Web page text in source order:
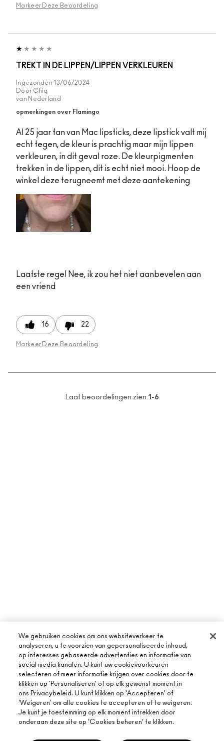
Markeer Deze Beoordeling
TREKT IN DE LIPPEN/LIPPEN VERKLEUREN
Ingezonden13/06/2024
Door Chiq
van Nederland
opmerkingen over Flamingo
Al 25 jaar fan van Mac lipsticks, deze lipstick valt mij
echt tegen, de kleur is prachtig maar mijn lippen
verkleuren, in dit geval roze. De kleurpigmenten
trekken in de lippen, dit is echt niet mooi. Hoop de
winkel deze terugneemt met deze aantekening
Laatste regel
Nee, ik zou het niet aanbevelen aan
een vriend
16 22
Markeer Deze Beoordeling
Laat beoordelingen zien 1-6
OVER MAC
We gebruiken cookies om ons websiteverkeer te
analyseren, u te voorzien van gepersonaliseerde inhoud,
op interesses gebaseerde advertenties en informatie van
social media kanalen. U kunt uw cookievoorkeuren
selecteren of meer informatie krijgen over cookies door te
klikken op 'Personaliseren' of op elk gewenst moment in
ons Privacybeleid. U kunt klikken op 'Accepteren' of
'Weigeren' om alle cookies te accepteren of te weigeren.
Je kunt je toestemming op elk moment intrekken door
onderaan deze site op ‘Cookies beheren’ te klikken.